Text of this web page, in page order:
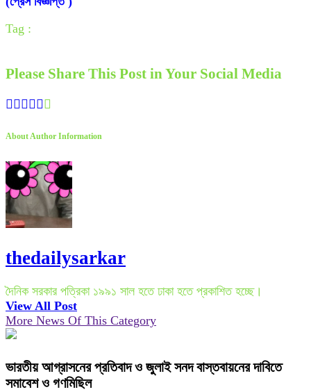
Tag :
Please Share This Post in Your Social Media
About Author Information
thedailysarkar
দৈনিক সরকার পত্রিকা ১৯৯১ সাল হতে ঢাকা হতে প্রকাশিত হচ্ছে।
View All Post
More News Of This Category
ভারতীয় আগ্রাসনের প্রতিবাদ ও জুলাই সনদ বাস্তবায়নের দাবিতে
সমাবেশ ও গণমিছিল